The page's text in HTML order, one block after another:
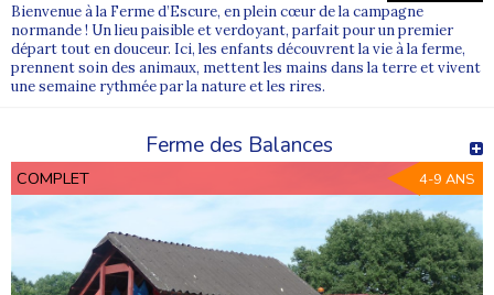
Bienvenue à la Ferme d’Escure, en plein cœur de la campagne
normande ! Un lieu paisible et verdoyant, parfait pour un premier
départ tout en douceur. Ici, les enfants découvrent la vie à la ferme,
prennent soin des animaux, mettent les mains dans la terre et vivent
une semaine rythmée par la nature et les rires.
Ferme des Balances
COMPLET 4-9 ANS